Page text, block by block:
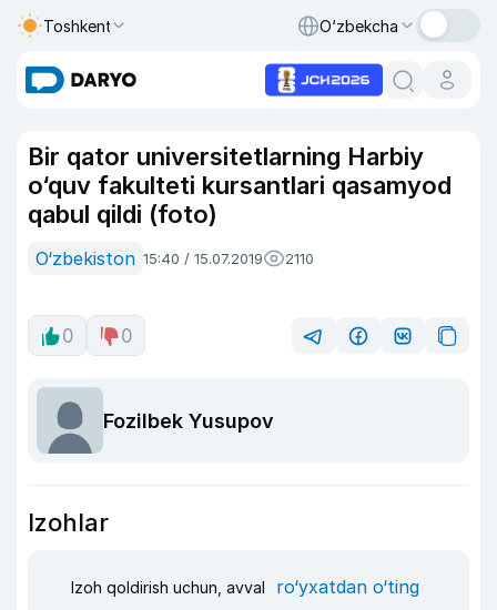
Toshkent O‘zbekcha
Bir qator universitetlarning Harbiy
o‘quv fakulteti kursantlari qasamyod
qabul qildi (foto)
O‘zbekiston 15:40 / 15.07.2019 2110
0 0
Fozilbek Yusupov
Izohlar
Izoh qoldirish uchun, avval ro‘yxatdan o‘ting